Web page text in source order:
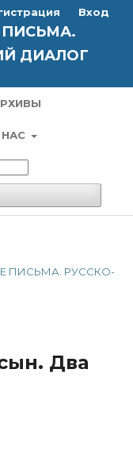
ДИАЛОГ
Вход
ПИСЬМА. РУССКО-
Два